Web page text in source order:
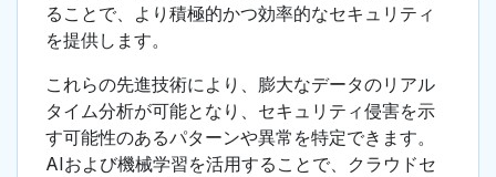
ることで、より積極的かつ効率的なセキュリティ
を提供します。
これらの先進技術により、膨大なデータのリアル
タイム分析が可能となり、セキュリティ侵害を示
す可能性のあるパターンや異常を特定できます。
AIおよび機械学習を活用することで、クラウドセ